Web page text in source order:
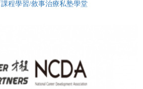
程學習/敘事治療私塾學堂